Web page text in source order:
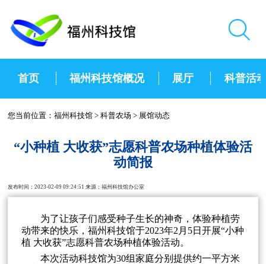
首页 福州科技馆概况 展厅 科普活
您当前位置：福州科技馆 >科普农场 > 展馆动态
“小种植 大收获”志愿科普农场种植体验活
动简报
发布时间：2023-02-09 09:24:51 来源：福州科技馆办公室
为了让孩子们感受种子生长的神奇，体验种植劳
动带来的快乐，福州科技馆于2023年2月5日开展“小种
植 大收获”志愿科普农场种植体验活动。
本次活动科技馆为30组家庭分别提供约一平方米